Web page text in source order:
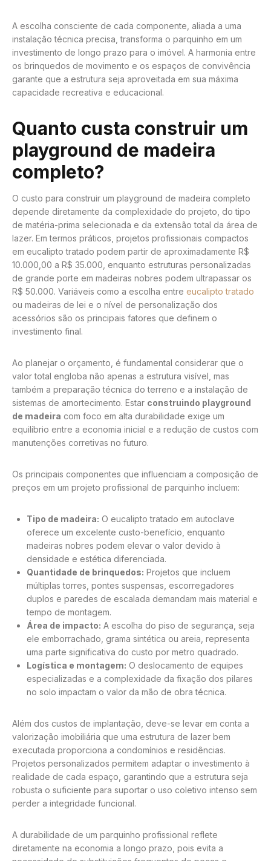
A escolha consciente de cada componente, aliada a uma
instalação técnica precisa, transforma o parquinho em um
investimento de longo prazo para o imóvel. A harmonia entre
os brinquedos de movimento e os espaços de convivência
garante que a estrutura seja aproveitada em sua máxima
capacidade recreativa e educacional.
Quanto custa construir um
playground de madeira
completo?
O custo para construir um playground de madeira completo
depende diretamente da complexidade do projeto, do tipo
de matéria-prima selecionada e da extensão total da área de
lazer. Em termos práticos, projetos profissionais compactos
em eucalipto tratado podem partir de aproximadamente R$
10.000,00 a R$ 35.000, enquanto estruturas personalizadas
de grande porte em madeiras nobres podem ultrapassar os
R$ 50.000. Variáveis como a escolha entre eucalipto tratado
ou madeiras de lei e o nível de personalização dos
acessórios são os principais fatores que definem o
investimento final.
Ao planejar o orçamento, é fundamental considerar que o
valor total engloba não apenas a estrutura visível, mas
também a preparação técnica do terreno e a instalação de
sistemas de amortecimento. Estar construindo playground
de madeira com foco em alta durabilidade exige um
equilíbrio entre a economia inicial e a redução de custos com
manutenções corretivas no futuro.
Os principais componentes que influenciam a composição de
preços em um projeto profissional de parquinho incluem:
Tipo de madeira: O eucalipto tratado em autoclave
oferece um excelente custo-benefício, enquanto
madeiras nobres podem elevar o valor devido à
densidade e estética diferenciada.
Quantidade de brinquedos: Projetos que incluem
múltiplas torres, pontes suspensas, escorregadores
duplos e paredes de escalada demandam mais material e
tempo de montagem.
Área de impacto: A escolha do piso de segurança, seja
ele emborrachado, grama sintética ou areia, representa
uma parte significativa do custo por metro quadrado.
Logística e montagem: O deslocamento de equipes
especializadas e a complexidade da fixação dos pilares
no solo impactam o valor da mão de obra técnica.
Além dos custos de implantação, deve-se levar em conta a
valorização imobiliária que uma estrutura de lazer bem
executada proporciona a condomínios e residências.
Projetos personalizados permitem adaptar o investimento à
realidade de cada espaço, garantindo que a estrutura seja
robusta o suficiente para suportar o uso coletivo intenso sem
perder a integridade funcional.
A durabilidade de um parquinho profissional reflete
diretamente na economia a longo prazo, pois evita a